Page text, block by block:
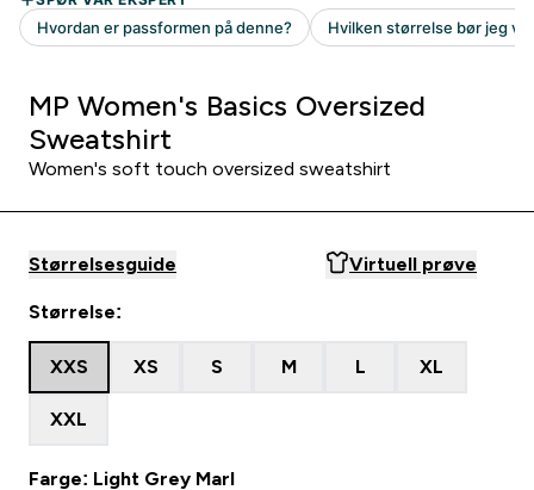
MP Women's Basics Oversized
Sweatshirt
Women's soft touch oversized sweatshirt
Størrelsesguide Virtuell prøve
Størrelse:
XXS XS S M L XL
XXL
Farge: Light Grey Marl